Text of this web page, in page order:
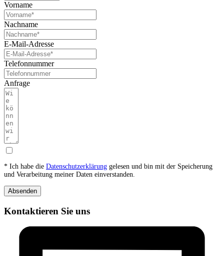
Vorname
Nachname
E-Mail-Adresse
Telefonnummer
Anfrage
* Ich habe die Datenschutzerklärung gelesen und bin mit der Speicherung
und Verarbeitung meiner Daten einverstanden.
Absenden
Kontaktieren Sie uns